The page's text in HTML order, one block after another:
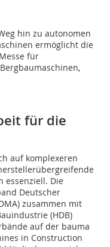
hin zu autonomen
ermöglicht die
für
für die
auf komplexeren
essenziell. Die
Deutscher
zusammen mit
(HDB)
auf der bauma
in Construction